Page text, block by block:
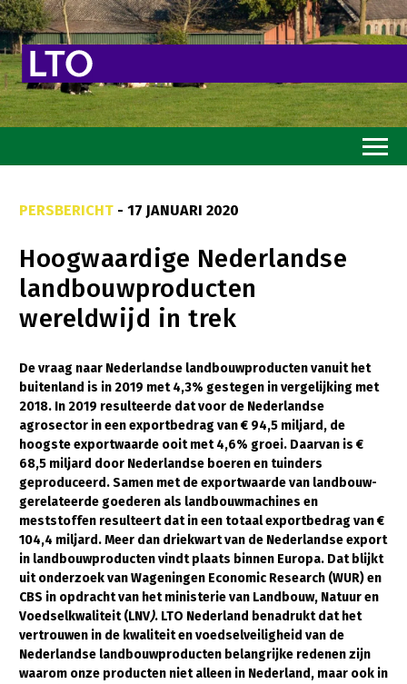
Goed eten
Mooi groen
Sterk ondernemerschap
Transitiepaden
Thema’s
Gezonde planten
Gezonde dieren
Natuur, klimaat en energie
Bodem en water
Platteland en omgeving
Mens, ondernemerschap en onderwijs
Internationaal
Sectoren
PERSBERICHT - 17 JANUARI 2020
Hoogwaardige Nederlandse
landbouwproducten
wereldwijd in trek
De vraag naar Nederlandse landbouwproducten vanuit het
buitenland is in 2019 met 4,3% gestegen in vergelijking met
2018. In 2019 resulteerde dat voor de Nederlandse
agrosector in een exportbedrag van€ 94,5 miljard, de
hoogste exportwaarde ooit met 4,6% groei. Daarvan is €
68,5 miljard door Nederlandse boeren en tuinders
geproduceerd. Samen met de exportwaarde van landbouw-
gerelateerde goederen als landbouwmachines en
meststoffen resulteert dat in een totaal exportbedrag van€
104,4 miljard. Meer dan driekwart van de Nederlandse export
in landbouwproducten vindt plaats binnen Europa. Dat blijkt
uit onderzoek van Wageningen Economic Research (WUR) en
CBS in opdracht van het ministerie van Landbouw, Natuur en
Voedselkwaliteit (LNV). LTO Nederland benadrukt dat het
vertrouwen in de kwaliteit en voedselveiligheid van de
Nederlandse landbouwproducten belangrijke redenen zijn
waarom onze producten niet alleen in Nederland, maar ook in